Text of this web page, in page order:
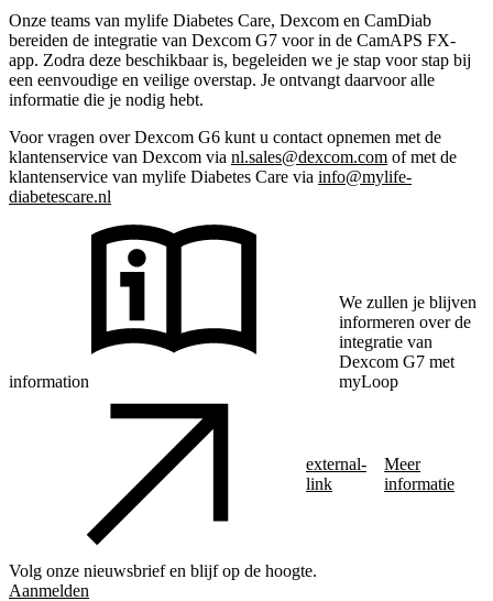
Onze teams van mylife Diabetes Care, Dexcom en CamDiab
bereiden de integratie van Dexcom G7 voor in de CamAPS FX-
app. Zodra deze beschikbaar is, begeleiden we je stap voor stap bij
een eenvoudige en veilige overstap. Je ontvangt daarvoor alle
informatie die je nodig hebt.
Voor vragen over Dexcom G6 kunt u contact opnemen met de
klantenservice van Dexcom via nl.sales@dexcom.com of met de
klantenservice van mylife Diabetes Care via info@mylife-
diabetescare.nl
information
We zullen je blijven
informeren over de
integratie van
Dexcom G7 met
myLoop
external-
link
Meer
informatie
Volg onze nieuwsbrief en blijf op de hoogte.
Aanmelden